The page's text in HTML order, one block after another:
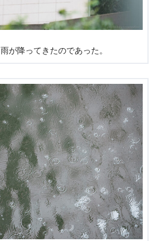
が降ってきたのであった。